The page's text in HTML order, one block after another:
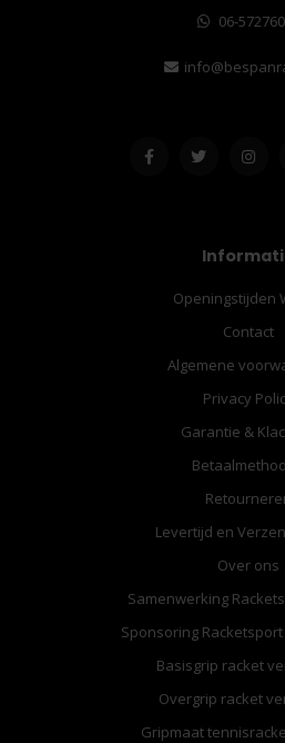
06-
Openingstijden
Contact
Algemene
Privacy
Garantie &
Levertijd en
Over ons
Samenwerking
Sponsoring
Basisgrip racket
Overgrip racket
Gripmaat